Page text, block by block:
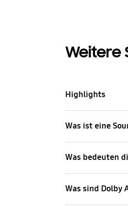
Weitere
Highlights
Was ist eine
Was bedeuten
Was sind Dolby